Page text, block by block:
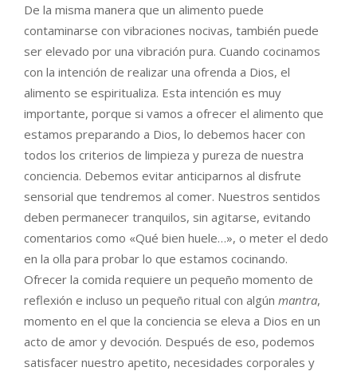
De la misma manera que un alimento puede
contaminarse con vibraciones nocivas, también puede
ser elevado por una vibración pura. Cuando cocinamos
con la intención de realizar una ofrenda a Dios, el
alimento se espiritualiza. Esta intención es muy
importante, porque si vamos a ofrecer el alimento que
estamos preparando a Dios, lo debemos hacer con
todos los criterios de limpieza y pureza de nuestra
conciencia. Debemos evitar anticiparnos al disfrute
sensorial que tendremos al comer. Nuestros sentidos
deben permanecer tranquilos, sin agitarse, evitando
comentarios como «Qué bien huele…», o meter el dedo
en la olla para probar lo que estamos cocinando.
Ofrecer la comida requiere un pequeño momento de
reflexión e incluso un pequeño ritual con algún mantra,
momento en el que la conciencia se eleva a Dios en un
acto de amor y devoción. Después de eso, podemos
satisfacer nuestro apetito, necesidades corporales y